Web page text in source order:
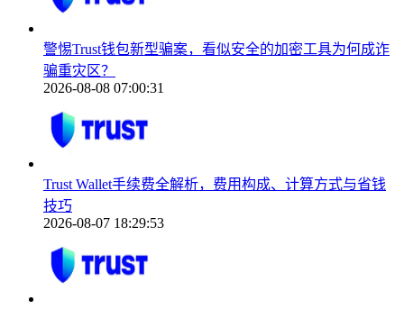
警惕Trust钱包新型骗案，看似安全的加密工具为何成诈
骗重灾区？
2026-08-08 07:00:31
Trust Wallet手续费全解析，费用构成、计算方式与省钱
技巧
2026-08-07 18:29:53